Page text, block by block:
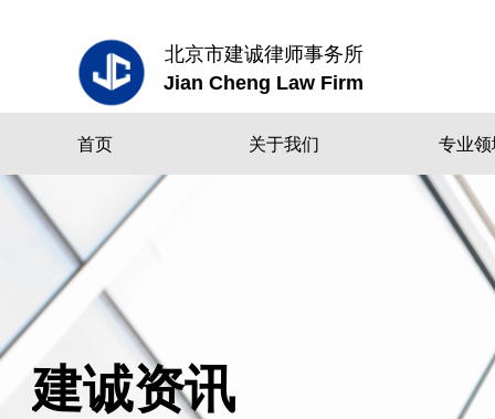
北京市建诚律师事务所
Jian Cheng Law Firm
首页 关于我们 专业领
建诚资讯